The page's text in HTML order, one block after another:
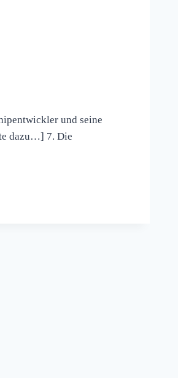
und seine
dazu…] 7. Die